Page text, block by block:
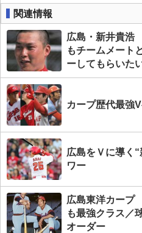
関連情報
広島・新井貴浩
もチームメート
ーしてもらいたい
カープ歴代最強
広島をＶに導く
ワー
広島東洋カープ
も最強クラス／
オーダー